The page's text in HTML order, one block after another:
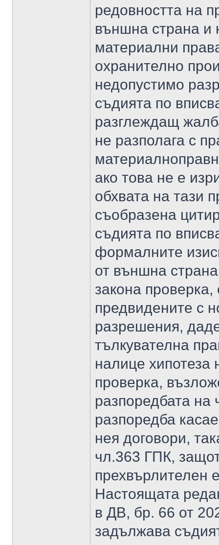
редовността на
външна страна и
материални
охранително
недопустимо
съдията по
разглеждащ
не разполага с
ако това не е
обхвата на тази
съобразена
съдията по
формалните
от външна
закона
предвидените с
разрешения,
тълкувателна
налице хипотеза
проверка,
разпоредбата
разпоредба
нея договори,
чл.363 ГПК,
прехвърлителен
Настоящата
в ДВ, бр. 66 от
задължава